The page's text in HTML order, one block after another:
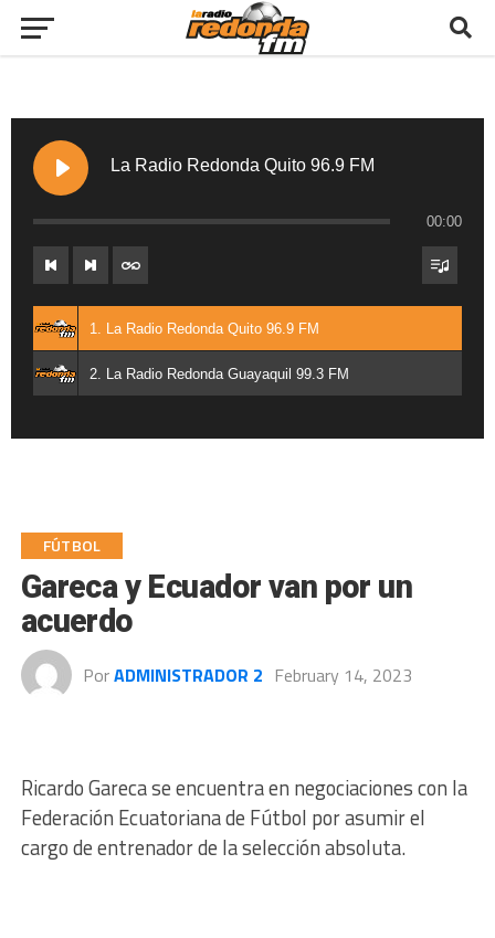
La Radio Redonda Quito 96.9 FM
00:00
1. La Radio Redonda Quito 96.9 FM
2. La Radio Redonda Guayaquil 99.3 FM
FÚTBOL
Gareca y Ecuador van por un
acuerdo
PorADMINISTRADOR 2 February 14, 2023
Ricardo Gareca se encuentra en negociaciones con la
Federación Ecuatoriana de Fútbol por asumir el
cargo de entrenador de la selección absoluta.